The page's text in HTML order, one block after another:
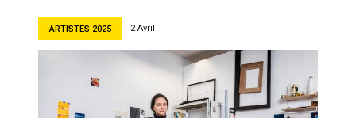
ARTISTES 2025 2 Avril